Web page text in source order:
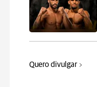
Quero divulgar